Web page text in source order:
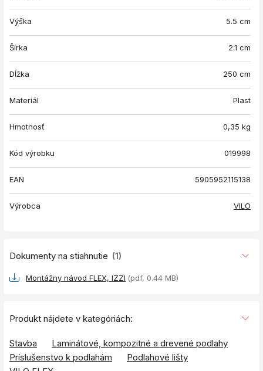
Výška 5.5 cm
Šírka 2.1 cm
Dĺžka 250 cm
Materiál Plast
Hmotnosť 0,35 kg
Kód výrobku 019998
EAN 5905952115138
Výrobca VILO
Dokumenty na stiahnutie (1)
Montážny návod FLEX, IZZI (pdf, 0.44 MB)
Produkt nájdete v kategóriách:
Stavba
Laminátové, kompozitné a drevené podlahy
Príslušenstvo k podlahám
Podlahové lišty